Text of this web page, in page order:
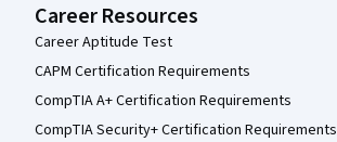
Career Resources
Career Aptitude Test
CAPM Certification Requirements
CompTIA A+ Certification Requirements
CompTIA Security+ Certification Requirements